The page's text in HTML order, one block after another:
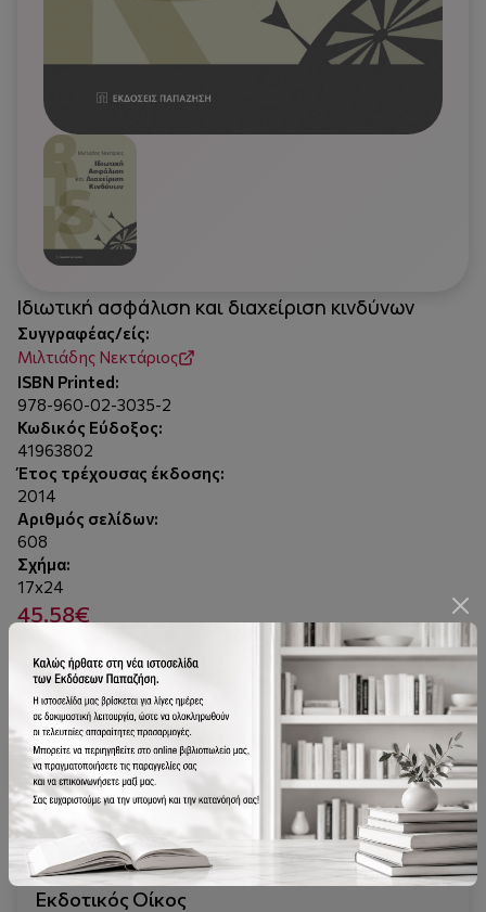
Ιδιωτική ασφάλιση και διαχείριση κινδύνων
Συγγραφέας/είς:
Μιλτιάδης Νεκτάριος
ISBN Printed:
978-960-02-3035-2
Κωδικός Εύδοξος:
41963802
Έτος τρέχουσας έκδοσης:
2014
Αριθμός σελίδων:
608
Σχήμα:
17x24
45.58€
Προσθήκη στο καλάθι
Περιγραφή Χαρακτηριστικά
Εκδοτικός Οίκος